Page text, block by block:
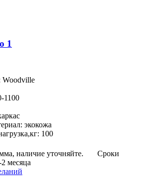
1
Woodville
1100
: экокожа
: 100
наличие уточняйте.
Сроки
месяца